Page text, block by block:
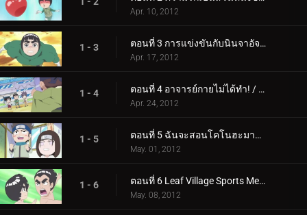
Apr. 10, 2012
1 - 3 ตอนที่ 3 การแข่งขันกับนินจาอัจฉริยะ การต่อสู้ที่ต้องชนะของเนจิ / เท็นเท็น
Apr. 17, 2012
1 - 4 ตอนที่ 4 อาจารย์กายไม่ได้ทำ! / คู่แข่งของอาจารย์กายคืออาจารย์คาคาชิ!
Apr. 24, 2012
1 - 5 ตอนที่ 5 ฉันจะสอนโคโนฮะมารุ เคมโป / ฉันจะเก็บเสื้อผ้าชั้นในนำโชคไว้สำหรับออกกำลังกาย
May. 01, 2012
1 - 6 ตอนที่ 6 Leaf Village Sports Meet / Calvary Battles เป็นส่วนหนึ่งของความตื่นเต้นของเยาวชน
May. 08, 2012